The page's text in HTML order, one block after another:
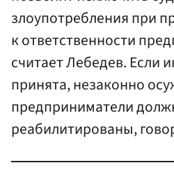
злоупотребления при
к ответственности
считает Лебедев. Если
принята, незаконно
предприниматели
реабилитированы,